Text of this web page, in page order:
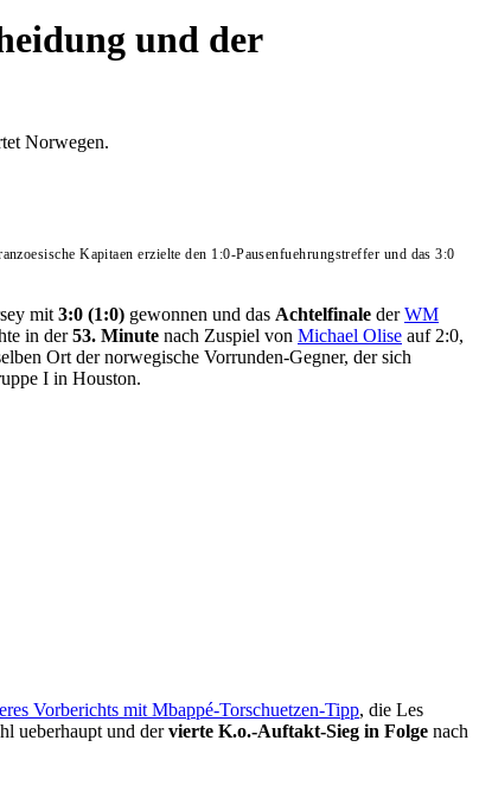
und der
Norwegen.
Kapitaen erzielte den 1:0-Pausenfuehrungstreffer und das 3:0
mit3:0 (1:0) gewonnen und das Achtelfinale derWM
in der53. Minute nach Zuspiel von Michael Olise auf 2:0,
Ort der norwegische Vorrunden-Gegner, der sich
I in Houston.
Vorberichts mit Mbappé-Torschuetzen-Tipp, die Les
ueberhaupt und dervierte K.o.-Auftakt-Sieg in Folge nach